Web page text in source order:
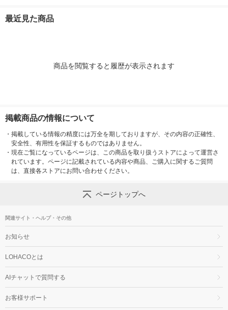
最近見た商品
商品を閲覧すると履歴が表示されます
掲載商品の情報について
・ 掲載している情報の精度には万全を期しておりますが、その内容の正確性、
安全性、有用性を保証するものではありません。
・ 現在ご覧になっているページは、この商品を取り扱うストアによって運営さ
れています。ページに記載されている内容や商品、ご購入に関するご質問
は、直接各ストアにお問い合わせください。
ページトップへ
関連サイト・ヘルプ・その他
お知らせ
LOHACOとは
AIチャットで質問する
お客様サポート